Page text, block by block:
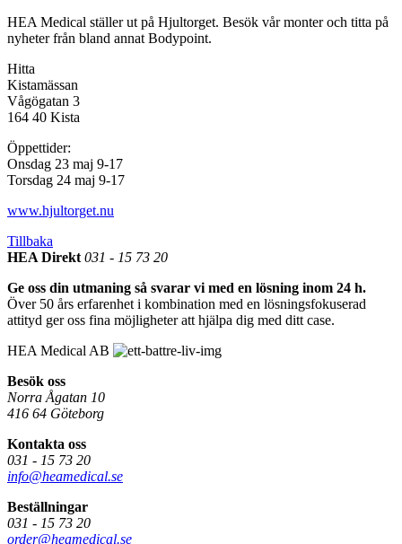
HEA Medical ställer ut på Hjultorget. Besök vår monter och titta på
nyheter från bland annat Bodypoint.
Hitta
Kistamässan
Vågögatan 3
164 40 Kista
Öppettider:
Onsdag 23 maj 9-17
Torsdag 24 maj 9-17
www.hjultorget.nu
Tillbaka
HEA Direkt 031 - 15 73 20
Ge oss din utmaning så svarar vi med en lösning inom 24 h.
Över 50 års erfarenhet i kombination med en lösningsfokuserad
attityd ger oss fina möjligheter att hjälpa dig med ditt case.
HEA Medical AB
Besök oss
Norra Ågatan 10
416 64 Göteborg
Kontakta oss
031 - 15 73 20
info@heamedical.se
Beställningar
031 - 15 73 20
order@heamedical.se